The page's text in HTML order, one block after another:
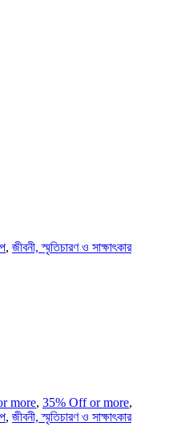
, জীবনী, স্মৃতিচারণ ও সাক্ষাৎকার
more, 35% Off or more,
, জীবনী, স্মৃতিচারণ ও সাক্ষাৎকার